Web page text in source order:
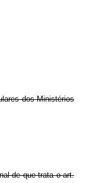
dos Ministérios
de que trata o art.